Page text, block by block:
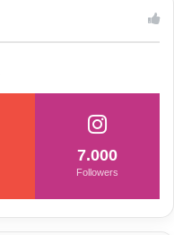
7.000
Followers